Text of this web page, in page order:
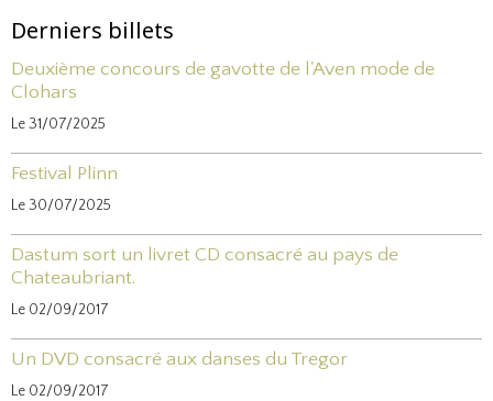
Derniers billets
Deuxième concours de gavotte de l'Aven mode de
Clohars
Le 31/07/2025
Festival Plinn
Le 30/07/2025
Dastum sort un livret CD consacré au pays de
Chateaubriant.
Le 02/09/2017
Un DVD consacré aux danses du Tregor
Le 02/09/2017